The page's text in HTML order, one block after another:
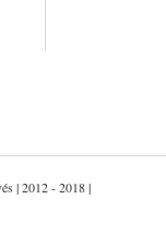
| 2012 - 2018 |